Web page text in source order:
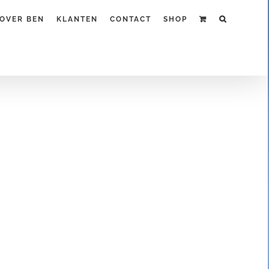
OVER BEN KLANTEN CONTACT SHOP